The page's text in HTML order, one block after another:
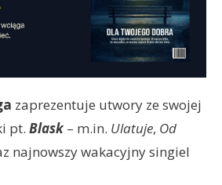
zaprezentuje utwory ze swojej
pt. Blask– m.in. Ulatuje, Od
najnowszy wakacyjny singiel